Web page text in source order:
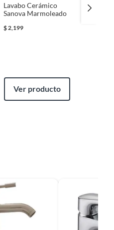
Lavabo Cerámico
Sanova Marmoleado
$ 2,199
Ver producto